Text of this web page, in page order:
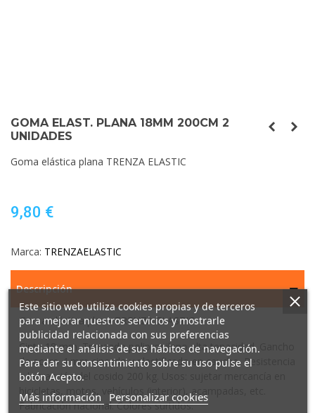
GOMA ELAST. PLANA 18MM 200CM 2
UNIDADES
Goma elástica plana TRENZA ELASTIC
9,80 €
Marca: TRENZAELASTIC
Descripción
Goma elástica plana TRENZA ELASTIC
Cinta 18 mm. Trenzado polipropileno alta tenacidad. Gancho
de acero 4 mm cincado y plastificado en caucho. Resistencia
a la tracción del cosido 200 kg. Usos: sujetar mercancía en
bicicletas, motos, vehículos (interior), acampadas, etc.
Fabricación nacional. Colores surtidos.
Este sitio web utiliza cookies propias y de terceros
para mejorar nuestros servicios y mostrarle
publicidad relacionada con sus preferencias
mediante el análisis de sus hábitos de navegación.
Para dar su consentimiento sobre su uso pulse el
botón Acepto.
Más información
sobre
Personalizar cookies